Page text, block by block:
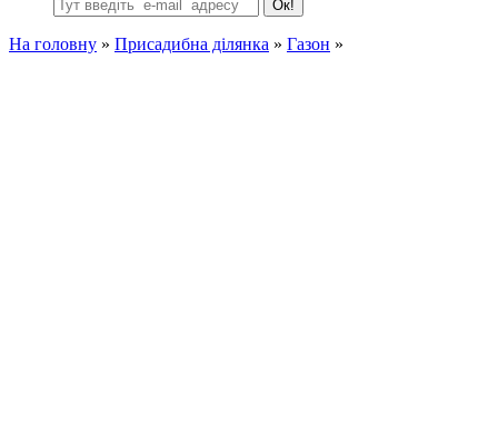
На головну » Присадибна ділянка » Газон »